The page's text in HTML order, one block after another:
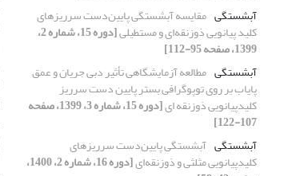
آبشستگی مقایسه آبشستگی پایین‌دست سرریزهای
کلید پیانویی ذوزنقه‌ای و مستطیلی [دوره 15، شماره 2،
1399، صفحه 95-112]
آبشستگی مطالعه آزمایشگاهی تأثیر دبی جریان و عمق
پایاب بر روی توپوگرافی بستر پایین دست سرریز
کلیدپیانویی ذوزنقه ای [دوره 15، شماره 3، 1399، صفحه
107-122]
آبشستگی آبشستگی پایین‌دست سرریزهای
کلید‌پیانویی مثلثی و ذوزنقه‌ای [دوره 16، شماره 2، 1400،